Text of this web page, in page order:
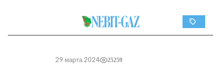
29 марта 2024 25259